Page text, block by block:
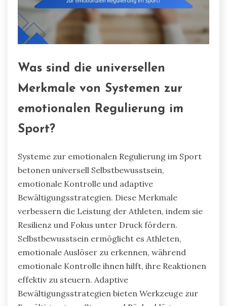
Was sind die universellen
Merkmale von Systemen zur
emotionalen Regulierung im
Sport?
Systeme zur emotionalen Regulierung im Sport
betonen universell Selbstbewusstsein,
emotionale Kontrolle und adaptive
Bewältigungsstrategien. Diese Merkmale
verbessern die Leistung der Athleten, indem sie
Resilienz und Fokus unter Druck fördern.
Selbstbewusstsein ermöglicht es Athleten,
emotionale Auslöser zu erkennen, während
emotionale Kontrolle ihnen hilft, ihre Reaktionen
effektiv zu steuern. Adaptive
Bewältigungsstrategien bieten Werkzeuge zur